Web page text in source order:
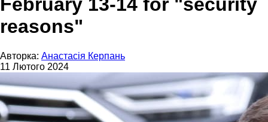
February 13-14 for "security
reasons"
Авторка: Анастасія Керпань
11 Лютого 2024